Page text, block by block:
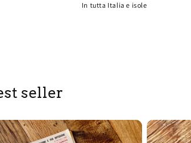
In tutta Italia e isole
seller